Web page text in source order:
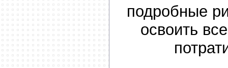
подробные
освоить